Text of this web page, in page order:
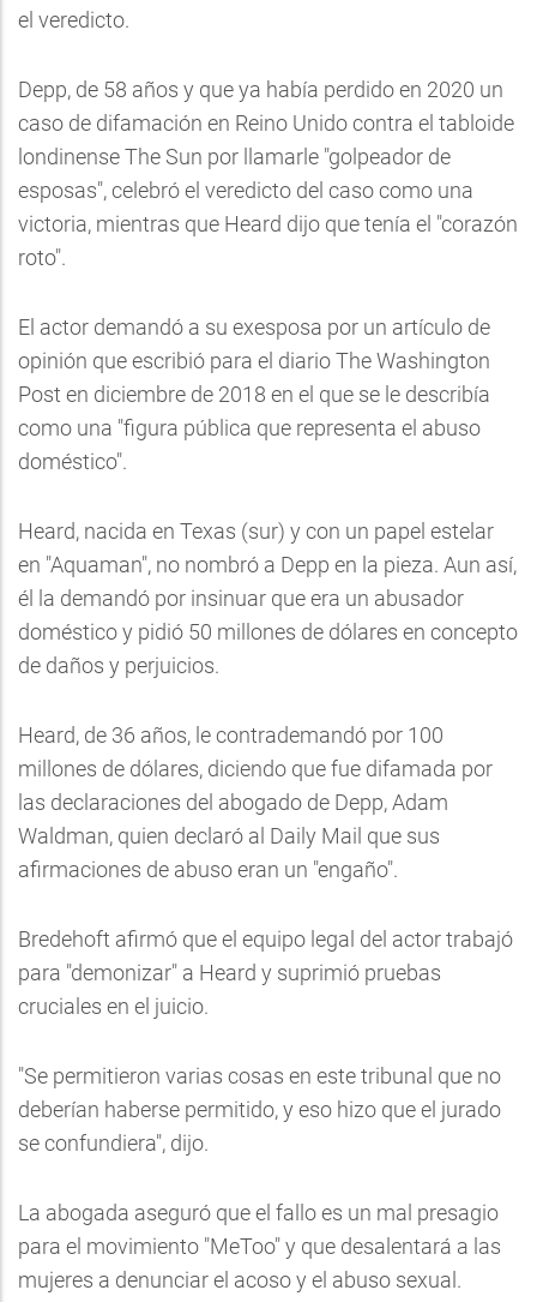
el veredicto.
Depp, de 58 años y que ya había perdido en 2020 un
caso de difamación en Reino Unido contra el tabloide
londinense The Sun por llamarle "golpeador de
esposas", celebró el veredicto del caso como una
victoria, mientras que Heard dijo que tenía el "corazón
roto".
El actor demandó a su exesposa por un artículo de
opinión que escribió para el diario The Washington
Post en diciembre de 2018 en el que se le describía
como una "figura pública que representa el abuso
doméstico".
Heard, nacida en Texas (sur) y con un papel estelar
en "Aquaman", no nombró a Depp en la pieza. Aun así,
él la demandó por insinuar que era un abusador
doméstico y pidió 50 millones de dólares en concepto
de daños y perjuicios.
Heard, de 36 años, le contrademandó por 100
millones de dólares, diciendo que fue difamada por
las declaraciones del abogado de Depp, Adam
Waldman, quien declaró al Daily Mail que sus
afirmaciones de abuso eran un "engaño".
Bredehoft afirmó que el equipo legal del actor trabajó
para "demonizar" a Heard y suprimió pruebas
cruciales en el juicio.
"Se permitieron varias cosas en este tribunal que no
deberían haberse permitido, y eso hizo que el jurado
se confundiera", dijo.
La abogada aseguró que el fallo es un mal presagio
para el movimiento "MeToo" y que desalentará a las
mujeres a denunciar el acoso y el abuso sexual.